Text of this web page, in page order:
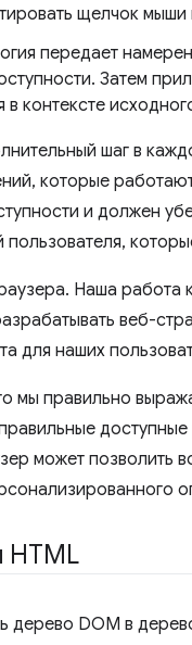
щелчок мыши
передает
Затем
контексте
шаг в
которые
и должен
Наша
веб-
для наших
мы правильно
может позволить
HTML
дерево DOM в